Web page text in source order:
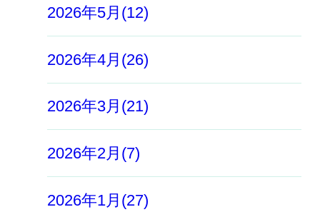
2026年5月(12)
2026年4月(26)
2026年3月(21)
2026年2月(7)
2026年1月(27)